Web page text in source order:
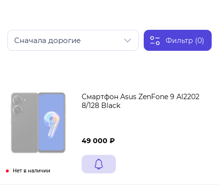
Фильтр (0)
Нет в наличии
Смартфон Asus ZenFone 9 Al2202
8/128 Black
49 000 ₽